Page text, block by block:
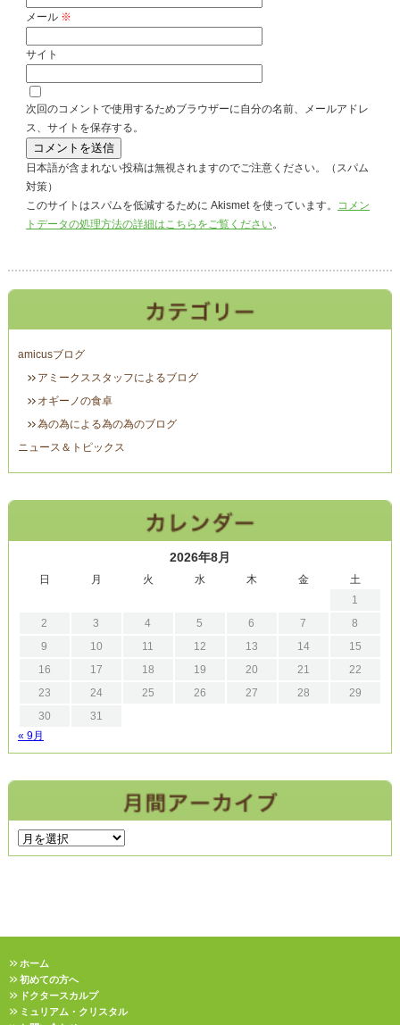
メール ※
サイト
次回のコメントで使用するためブラウザーに自分の名前、メールアドレ
ス、サイトを保存する。
日本語が含まれない投稿は無視されますのでご注意ください。（スパム
対策）
このサイトはスパムを低減するために Akismet を使っています。 コメン
トデータの処理方法の詳細はこちらをご覧ください。
amicusブログ
アミークススタッフによるブログ
オギーノの食卓
為の為による為の為のブログ
ニュース＆トピックス
2026年8月
日 月 火 水 木 金
土
1
2
3 4 5 6 7
8
9
10 11 12 13 14
15
16
17 18 19 20 21
22
23
24 25 26 27 28
29
30
31
« 9月
ホーム
初めての方へ
ドクタースカルプ
ミュリアム・クリスタル